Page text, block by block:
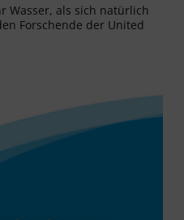
Wasser, als sich natürlich
Forschende der United